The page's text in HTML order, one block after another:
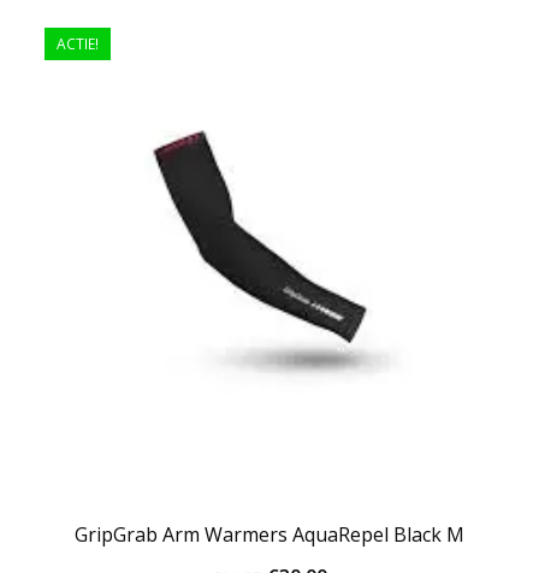
ACTIE!
GripGrab Arm Warmers AquaRepel Black M